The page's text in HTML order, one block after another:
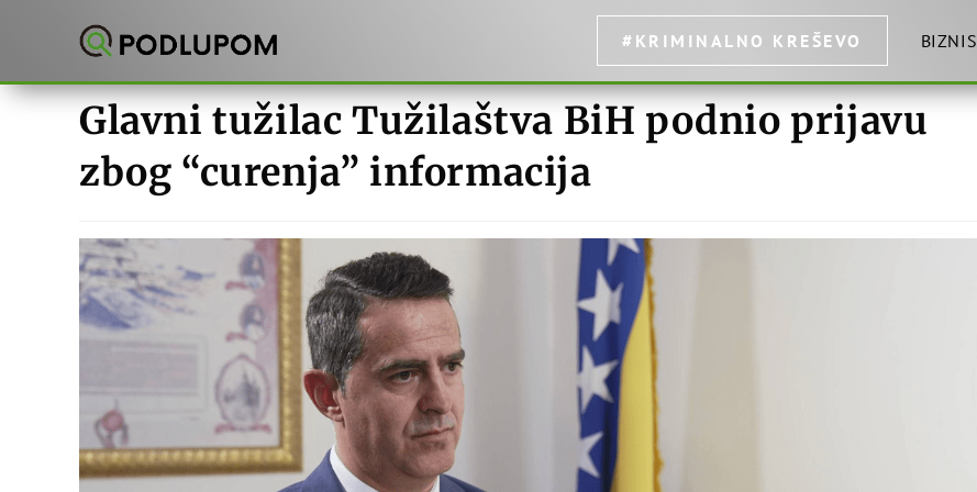
#KRIMINALNO KREŠEVO BIZNIS
Glavni tužilac Tužilaštva BiH podnio prijavu
zbog “curenja” informacija